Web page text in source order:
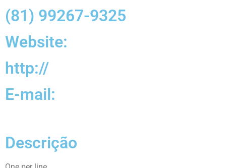
(81) 99267-9325
Website:
http://
E-mail:
Descrição